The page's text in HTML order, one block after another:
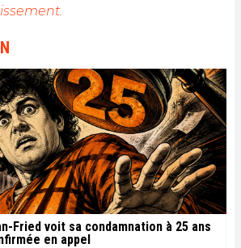
Fried voit sa condamnation à 25 ans
en appel